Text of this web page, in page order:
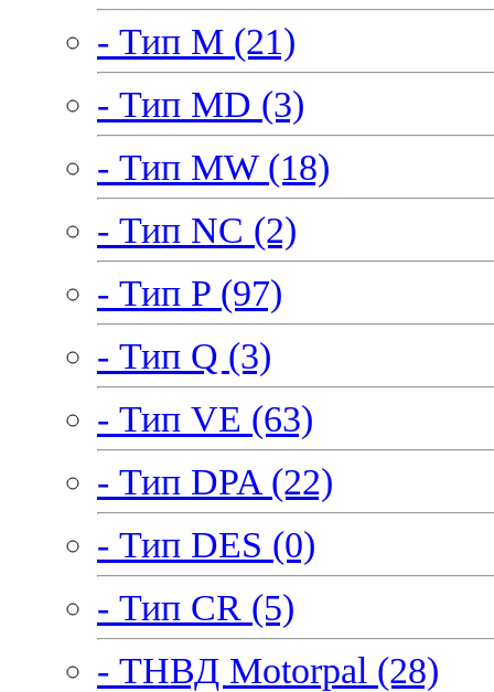
- Тип M (21)
- Тип MD (3)
- Тип MW (18)
- Тип NC (2)
- Тип P (97)
- Тип Q (3)
- Тип VE (63)
- Тип DPA (22)
- Тип DES (0)
- Тип CR (5)
- ТНВД Motorpal (28)